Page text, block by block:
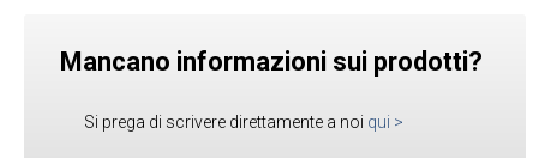
Mancano informazioni sui prodotti?
Si prega di scrivere direttamente a noi qui >